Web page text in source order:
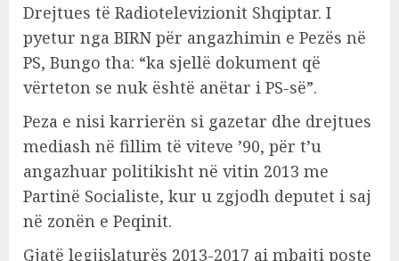
Drejtues të Radiotelevizionit Shqiptar. I
pyetur nga BIRN për angazhimin e Pezës në
PS, Bungo tha: “ka sjellë dokument që
vërteton se nuk është anëtar i PS-së”.
Peza e nisi karrierën si gazetar dhe drejtues
mediash në fillim të viteve ’90, për t’u
angazhuar politikisht në vitin 2013 me
Partinë Socialiste, kur u zgjodh deputet i saj
në zonën e Peqinit.
Gjatë legjislaturës 2013-2017 ai mbajti poste